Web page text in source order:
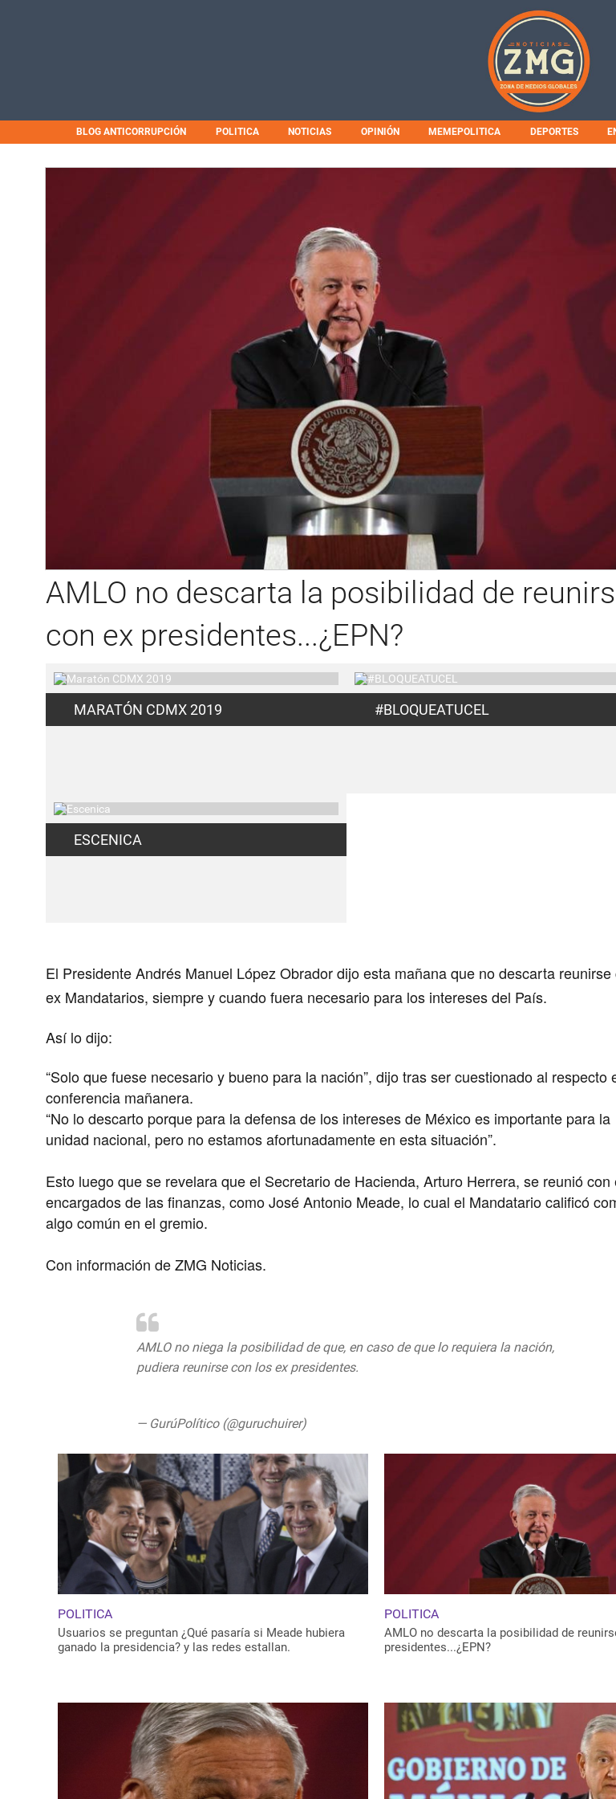
BLOG ANTICORRUPCIÓN POLITICA NOTICIAS OPINIÓN MEMEPOLITICA DEPORTES
AMLO no descarta la posibilidad de
con ex presidentes...¿EPN?
MARATÓN CDMX 2019 #BLOQUEATUCEL
ESCENICA
El Presidente Andrés Manuel López Obrador dijo esta mañana que no descarta reunirse
ex Mandatarios, siempre y cuando fuera necesario para los intereses del País.
Así lo dijo:
“Solo que fuese necesario y bueno para la nación”, dijo tras ser cuestionado al respecto
conferencia mañanera.
“No lo descarto porque para la defensa de los intereses de México es importante para la
unidad nacional, pero no estamos afortunadamente en esta situación”.
Esto luego que se revelara que el Secretario de Hacienda, Arturo Herrera, se reunió con
encargados de las finanzas, como José Antonio Meade, lo cual el Mandatario calificó
algo común en el gremio.
Con información de ZMG Noticias.
AMLO no niega la posibilidad de que, en caso de que lo requiera la nación,
pudiera reunirse con los ex presidentes.
— GurúPolítico (@guruchuirer)
POLITICA
Usuarios se preguntan ¿Qué pasaría si Meade hubiera
ganado la presidencia? y las redes estallan.
POLITICA
AMLO no descarta la posibilidad de
presidentes...¿EPN?